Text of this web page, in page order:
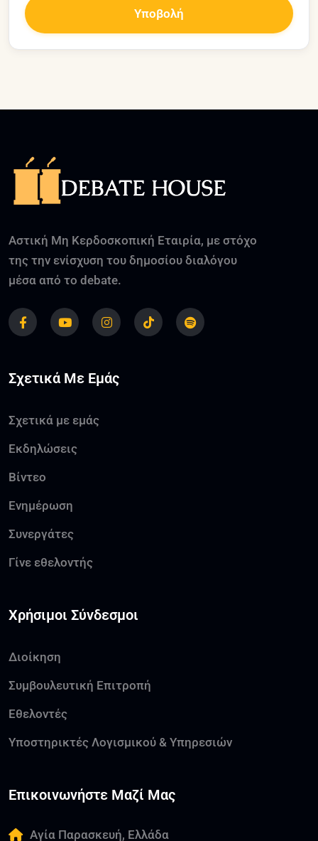
Υποβολή
Αστική Μη Κερδοσκοπική Εταιρία, με στόχο
της την ενίσχυση του δημοσίου διαλόγου
μέσα από το debate.
Σχετικά Με Εμάς
Σχετικά με εμάς
Εκδηλώσεις
Βίντεο
Ενημέρωση
Συνεργάτες
Γίνε εθελοντής
Χρήσιμοι Σύνδεσμοι
Διοίκηση
Συμβουλευτική Επιτροπή
Εθελοντές
Υποστηρικτές Λογισμικού & Υπηρεσιών
Επικοινωνήστε Μαζί Μας
Αγία Παρασκευή, Ελλάδα